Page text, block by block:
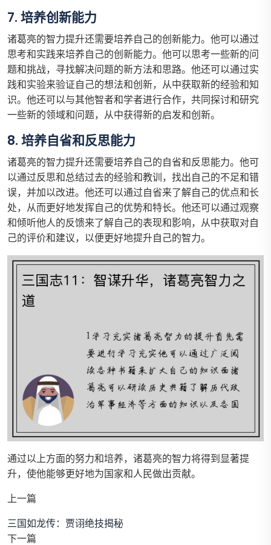
7. 培养创新能力
诸葛亮的智力提升还需要培养自己的创新能力。他可以通过
思考和实践来培养自己的创新能力。他可以思考一些新的问
题和挑战，寻找解决问题的新方法和思路。他还可以通过实
践和实验来验证自己的想法和创新，从中获取新的经验和知
识。他还可以与其他智者和学者进行合作，共同探讨和研究
一些新的领域和问题，从中获得新的启发和创新。
8. 培养自省和反思能力
诸葛亮的智力提升还需要培养自己的自省和反思能力。他可
以通过反思和总结过去的经验和教训，找出自己的不足和错
误，并加以改进。他还可以通过自省来了解自己的优点和长
处，从而更好地发挥自己的优势和特长。他还可以通过观察
和倾听他人的反馈来了解自己的表现和影响，从中获取对自
己的评价和建议，以便更好地提升自己的智力。
通过以上方面的努力和培养，诸葛亮的智力将得到显著提
升，使他能够更好地为国家和人民做出贡献。
上一篇
三国如龙传：贾诩绝技揭秘
下一篇